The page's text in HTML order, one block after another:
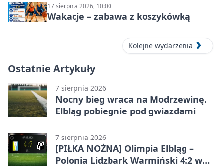
17 sierpnia 2026, 10:00
Wakacje – zabawa z koszykówką
Kolejne wydarzenia
Ostatnie Artykuły
7 sierpnia 2026
Nocny bieg wraca na Modrzewinę.
Elbląg pobiegnie pod gwiazdami
7 sierpnia 2026
[PIŁKA NOŻNA] Olimpia Elbląg –
Polonia Lidzbark Warmiński 4:2 w